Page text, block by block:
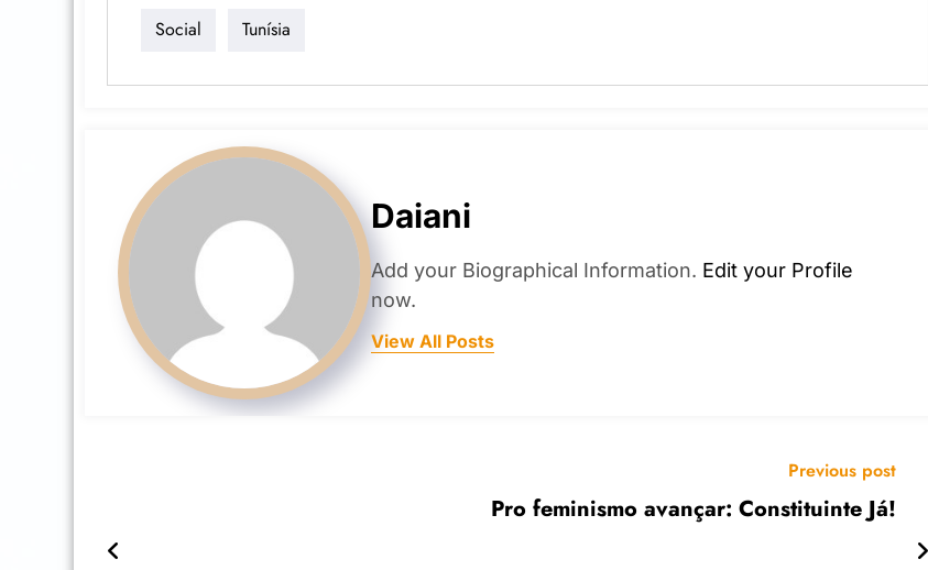
Social Tunísia
Daiani
Add your Biographical Information. Edit your Profile
now.
View All Posts
Previous post
Pro feminismo avançar: Constituinte Já!